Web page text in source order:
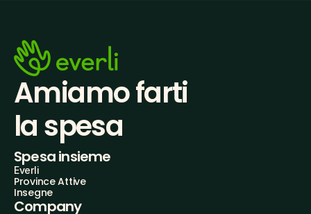
Amiamo farti
la spesa
Spesa insieme
Everli
Province Attive
Insegne
Company